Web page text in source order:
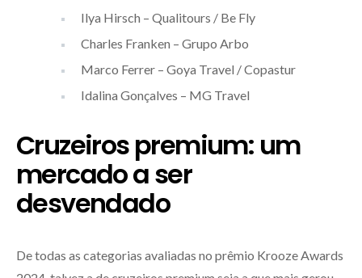
Ilya Hirsch – Qualitours / Be Fly
Charles Franken – Grupo Arbo
Marco Ferrer – Goya Travel / Copastur
Idalina Gonçalves – MG Travel
Cruzeiros premium: um
mercado a ser
desvendado
De todas as categorias avaliadas no prêmio Krooze Awards